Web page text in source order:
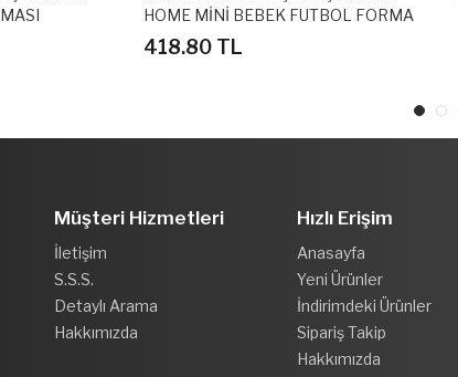
HOME MİNİ BEBEK FUTBOL FORMA
SETİ
418.80 TL
Müşteri Hizmetleri
İletişim
S.S.S.
Detaylı Arama
Hakkımızda
Hızlı Erişim
Anasayfa
Yeni Ürünler
İndirimdeki Ürünler
Sipariş Takip
Hakkımızda